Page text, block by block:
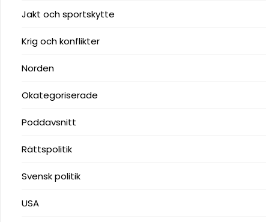
Jakt och sportskytte
Krig och konflikter
Norden
Okategoriserade
Poddavsnitt
Rättspolitik
Svensk politik
USA